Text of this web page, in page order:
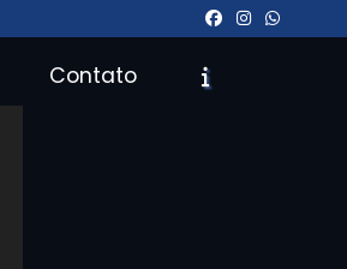
Contato